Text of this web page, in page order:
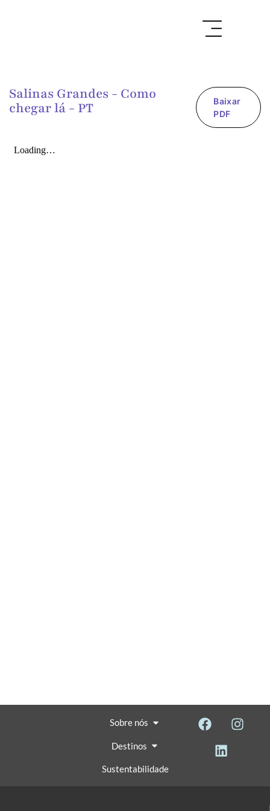
Salinas Grandes - Como
chegar lá - PT
Baixar
PDF
Sobre nós
Destinos
Sustentabilidade